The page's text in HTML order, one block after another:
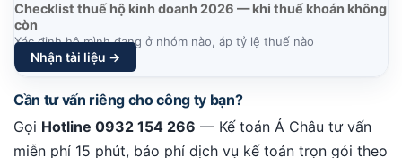
Checklist thuế hộ kinh doanh 2026 — khi thuế khoán không
còn
Xác định hộ mình đang ở nhóm nào, áp tỷ lệ thuế nào
Nhận tài liệu →
Cần tư vấn riêng cho công ty bạn?
Gọi Hotline 0932 154 266 — Kế toán Á Châu tư vấn
miễn phí 15 phút, báo phí dịch vụ kế toán trọn gói theo